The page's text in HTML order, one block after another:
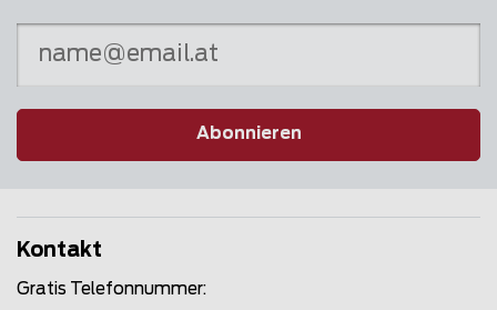
Abonnieren
Kontakt
Gratis Telefonnummer: